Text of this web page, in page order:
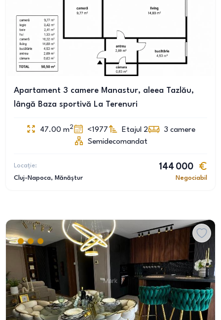
Apartament 3 camere Manastur, aleea Tazlău,
lângă Baza sportivă La Terenuri
47.00 m2 <1977 Etajul 2 3 camere
Semidecomandat
Locație:
Cluj-Napoca, Mănăștur
144 000
Negociabil